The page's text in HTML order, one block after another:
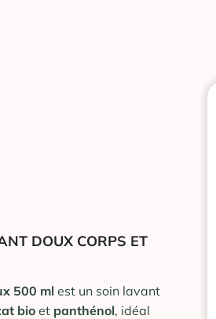
DOUX CORPS ET
500 mlest un soin lavant
bioet panthénol, idéal